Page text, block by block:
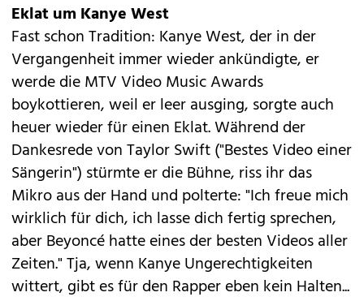
Eklat um Kanye West
Fast schon Tradition: Kanye West, der in der
Vergangenheit immer wieder ankündigte, er
werde die MTV Video Music Awards
boykottieren, weil er leer ausging, sorgte auch
heuer wieder für einen Eklat. Während der
Dankesrede von Taylor Swift ("Bestes Video einer
Sängerin") stürmte er die Bühne, riss ihr das
Mikro aus der Hand und polterte: "Ich freue mich
wirklich für dich, ich lasse dich fertig sprechen,
aber Beyoncé hatte eines der besten Videos aller
Zeiten." Tja, wenn Kanye Ungerechtigkeiten
wittert, gibt es für den Rapper eben kein Halten...